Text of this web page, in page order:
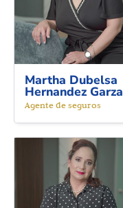
Martha Dubelsa
Hernandez Garza
Agente de seguros